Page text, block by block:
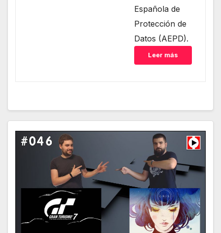
Española de
Protección de
Datos (AEPD).
Leer más